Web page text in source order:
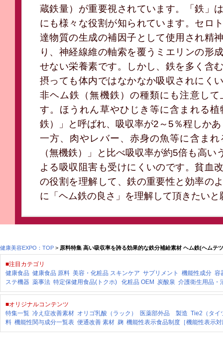
蔵鉄量）が重要視されています。「鉄」
にも様々な役割が知られています。セロ
達物質の生成の補因子として使用され精
り、神経線維の軸索を覆うミエリンの形
せない栄養素です。しかし、鉄を多く含
摂っても体内ではなかなか吸収されにく
非ヘム鉄（無機鉄）の種類にも注意し
す。ほうれん草やひじき等に含まれる
鉄）」と呼ばれ、吸収率が2～5％程しか
一方、肉やレバー、赤身の魚等に含ま
（無機鉄）」と比べ吸収率が約5倍も高
よる吸収阻害も受けにくいのです。貧血
の役割を理解して、鉄の重要性と効率の
に「ヘム鉄の良さ」を理解して頂きたい
健康美容EXPO：TOP > 原料特集 高い吸収率を誇る効果的な鉄分補給素材 ヘム鉄(ヘムテ
■注目カテゴリ
健康食品 健康食品 原料 美容・化粧品 スキンケア サプリメント 機能性成分 容
ステ機器 薬事法 特定保健用食品(トクホ) 化粧品 OEM 炭酸泉 介護衛生用品・
■オリジナルコンテンツ
特集一覧 冷え症改善素材 オリゴ乳酸（ラック） 医薬部外品 製造 Tie2（タイ
料 機能性関与成分一覧表 便通改善 素材 麹 機能性表示食品制度［機能性表示